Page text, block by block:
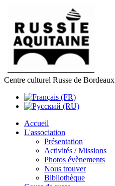
Centre culturel Russe de Bordeaux
Accueil
L'association
Présentation
Activités / Missions
Photos évènements
Nous trouver
Bibliothèque